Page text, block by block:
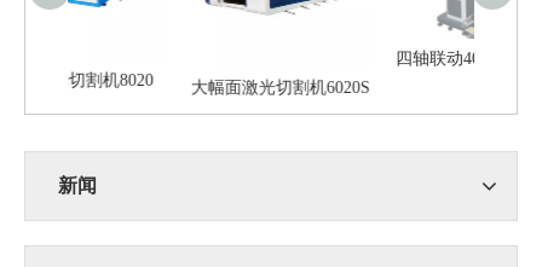
大幅面激光切割机6020S
四轴联动400W激光焊接
新闻